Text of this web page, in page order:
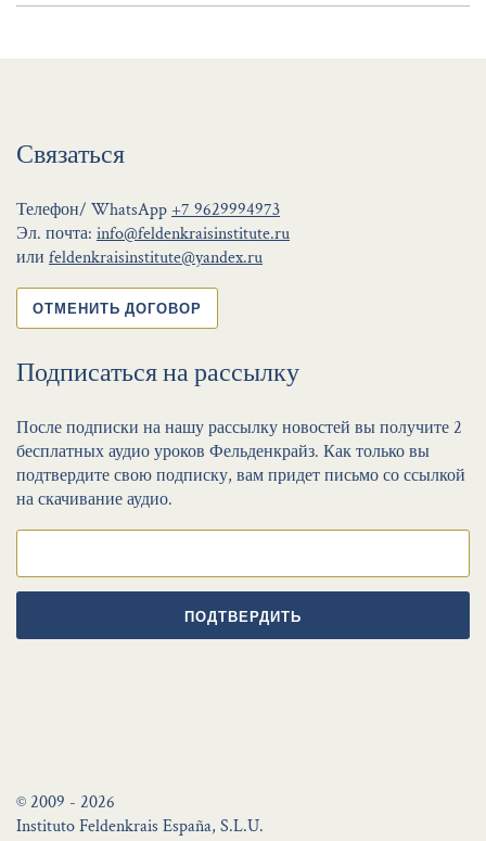
Связаться
Телефон/ WhatsApp +7 9629994973
Эл. почта: info@feldenkraisinstitute.ru
или feldenkraisinstitute@yandex.ru
ОТМЕНИТЬ ДОГОВОР
Подписаться на рассылку
После подписки на нашу рассылку новостей вы получите 2
бесплатных аудио уроков Фельденкрайз. Как только вы
подтвердите свою подписку, вам придет письмо со ссылкой
на скачивание аудио.
ПОДТВЕРДИТЬ
© 2009 - 2026
Instituto Feldenkrais España, S.L.U.